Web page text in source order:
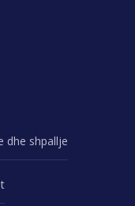
dhe shpallje